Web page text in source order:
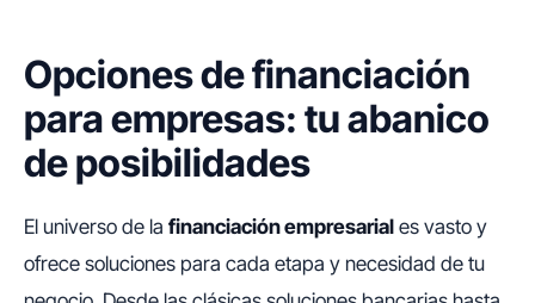
Opciones de financiación
para empresas: tu abanico
de posibilidades
El universo de la financiación empresarial es vasto y
ofrece soluciones para cada etapa y necesidad de tu